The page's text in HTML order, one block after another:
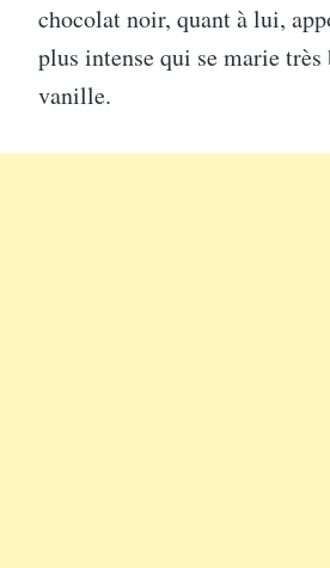
chocolat noir, quant à lui,
plus intense qui se marie très
vanille.